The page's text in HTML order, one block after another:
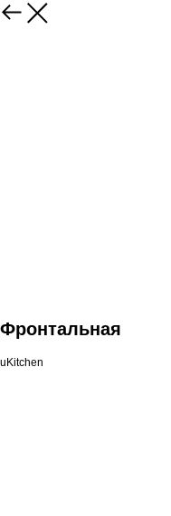
Фронтальная
uKitchen